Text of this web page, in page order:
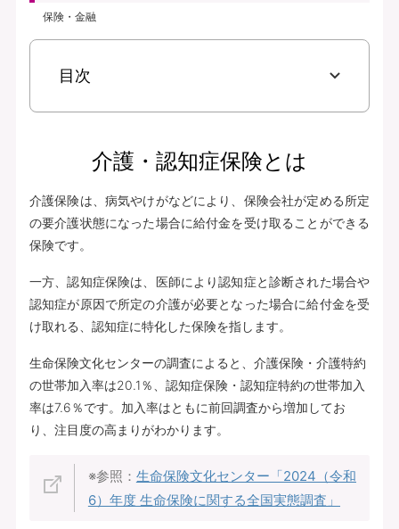
保険・金融
目次
介護・認知症保険とは
介護保険は、病気やけがなどにより、保険会社が定める所定
の要介護状態になった場合に給付金を受け取ることができる
保険です。
一方、認知症保険は、医師により認知症と診断された場合や
認知症が原因で所定の介護が必要となった場合に給付金を受
け取れる、認知症に特化した保険を指します。
生命保険文化センターの調査によると、介護保険・介護特約
の世帯加入率は20.1％、認知症保険・認知症特約の世帯加入
率は7.6％です。加入率はともに前回調査から増加してお
り、注目度の高まりがわかります。
※参照： 生命保険文化センター「2024（令和
6）年度 生命保険に関する全国実態調査」